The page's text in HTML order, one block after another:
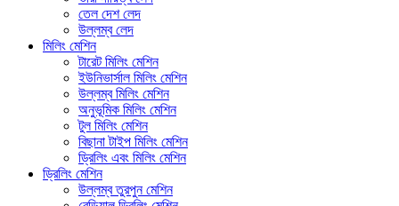
তেল দেশ লেদ
উল্লম্ব লেদ
মিলিং মেশিন
টারেট মিলিং মেশিন
ইউনিভার্সাল মিলিং মেশিন
উল্লম্ব মিলিং মেশিন
অনুভূমিক মিলিং মেশিন
টুল মিলিং মেশিন
বিছানা টাইপ মিলিং মেশিন
ড্রিলিং এবং মিলিং মেশিন
ড্রিলিং মেশিন
উল্লম্ব তুরপুন মেশিন